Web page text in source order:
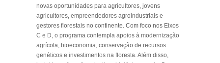
novas oportunidades para agricultores, jovens
agricultores, empreendedores agroindustriais e
gestores florestais no continente. Com foco nos Eixos
C e D, o programa contempla apoios à modernização
agrícola, bioeconomia, conservação de recursos
genéticos e investimentos na floresta. Além disso,